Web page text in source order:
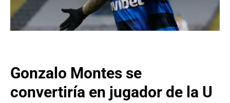
Gonzalo Montes se
convertiría en jugador de la U